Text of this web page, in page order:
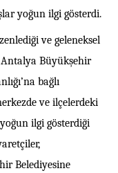
yoğun ilgi gösterdi.
ve geleneksel
Büyükşehir
bağlı
ve ilçelerdeki
ilgi gösterdiği
Belediyesine